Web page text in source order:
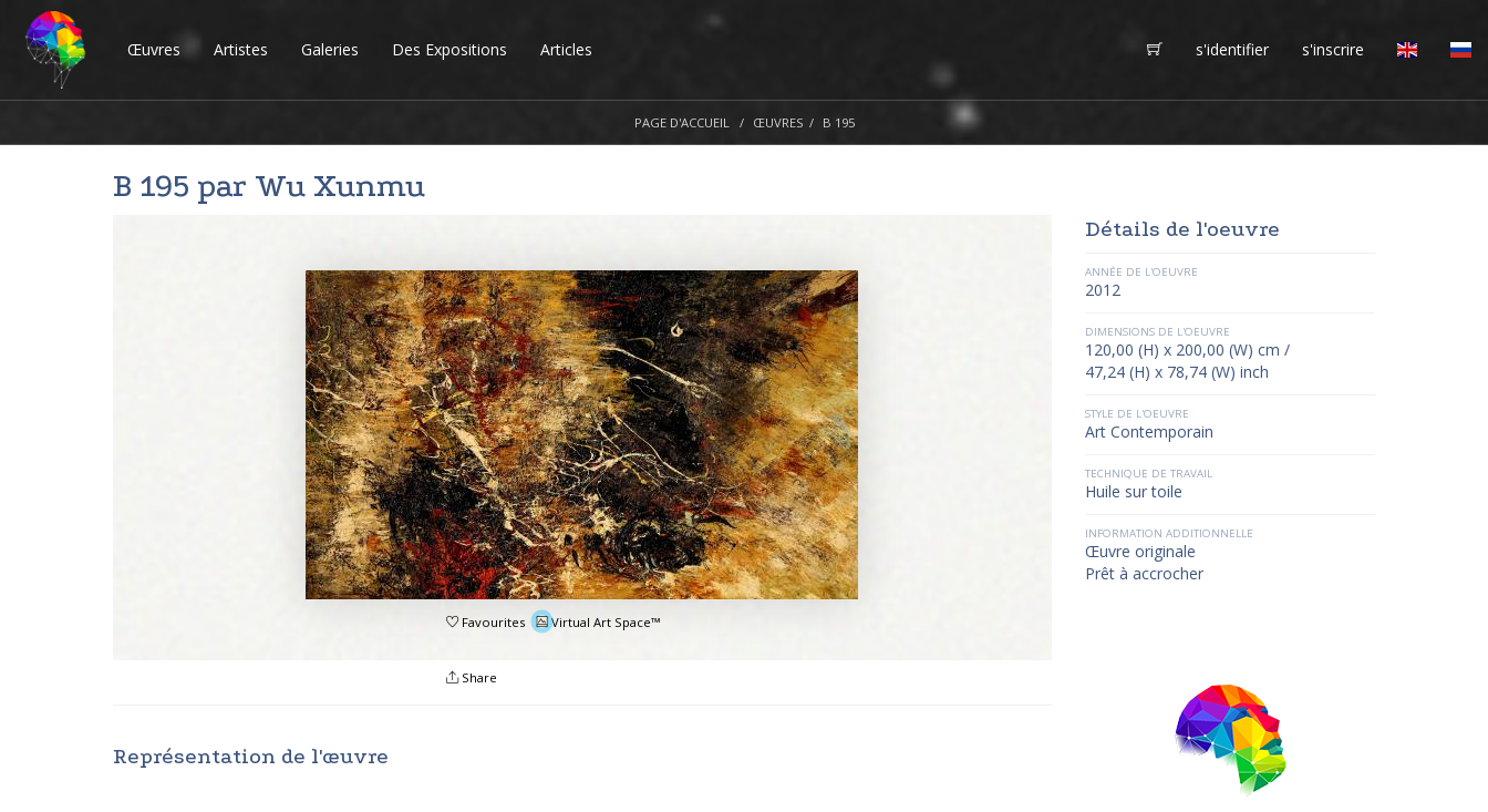
Œuvres Artistes Galeries Des Expositions Articles s'identifier s'inscrire
PAGE D'ACCUEIL ŒUVRES B 195
B 195 par Wu Xunmu
Favourites Virtual Art Space™
Share
Représentation de l'œuvre
Détails de l'oeuvre
ANNÉE DE L'OEUVRE
2012
DIMENSIONS DE L'OEUVRE
120,00 (H) x 200,00 (W) cm /
47,24 (H) x 78,74 (W) inch
STYLE DE L'OEUVRE
Art Contemporain
TECHNIQUE DE TRAVAIL
Huile sur toile
INFORMATION ADDITIONNELLE
Œuvre originale
Prêt à accrocher